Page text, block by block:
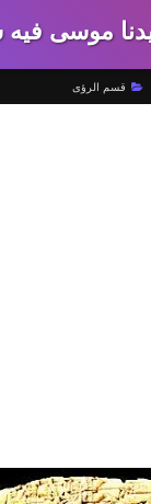
موسى
قسم الرؤى